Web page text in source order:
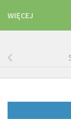
WIĘCEJ